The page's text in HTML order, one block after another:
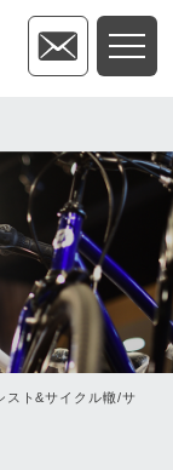
スト&サイクル轍/サ